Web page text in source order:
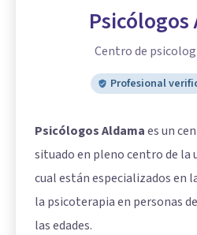
Psicólogos
Centro de
Profesional
Psicólogos Aldamaes un
situado en pleno centro de la
cual están especializados en
la psicoterapia en personas
las edades.